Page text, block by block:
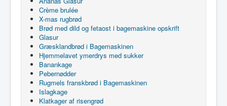
Crème brulée
X-mas rugbrød
Brød med dild og fetaost i bagemaskine opskrift
Glasur
Græsklandbrød i Bagemaskinen
Hjemmelavet ymerdrys med sukker
Banankage
Pebernødder
Rugmels franskbrød i Bagemaskinen
Islagkage
Klatkager af risengrød